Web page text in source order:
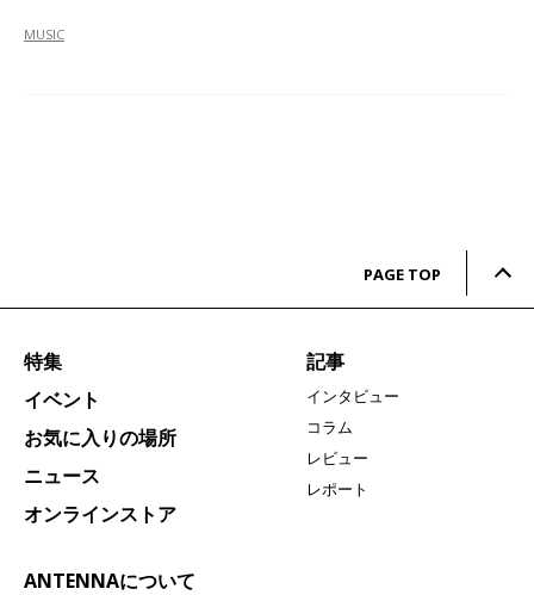
MUSIC
PAGE TOP
特集
イベント
お気に入りの場所
ニュース
オンラインストア
ANTENNAについて
記事
インタビュー
コラム
レビュー
レポート